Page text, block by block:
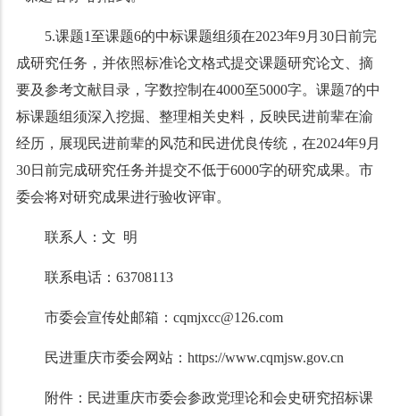
5.课题1至课题6的中标课题组须在2023年9月30日前完
成研究任务，并依照标准论文格式提交课题研究论文、摘
要及参考文献目录，字数控制在4000至5000字。课题7的中
标课题组须深入挖掘、整理相关史料，反映民进前辈在渝
经历，展现民进前辈的风范和民进优良传统，在2024年9月
30日前完成研究任务并提交不低于6000字的研究成果。市
委会将对研究成果进行验收评审。
联系人：文 明
联系电话：63708113
市委会宣传处邮箱： cqmjxcc@126.com
民进重庆市委会网站： https://www.cqmjsw.gov.cn
附件：民进重庆市委会参政党理论和会史研究招标课